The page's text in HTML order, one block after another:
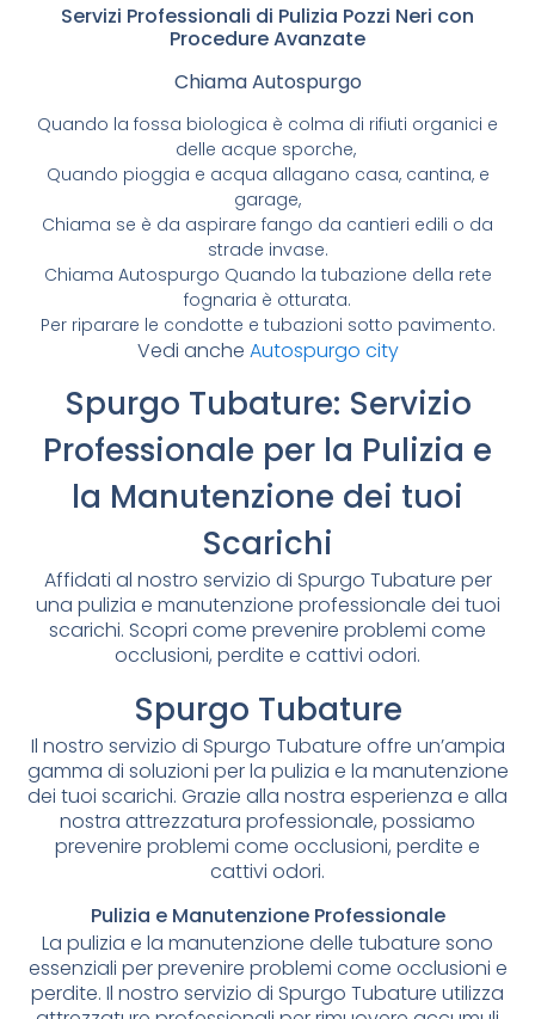
Servizi Professionali di Pulizia Pozzi Neri con
Procedure Avanzate
Chiama Autospurgo
Quando la fossa biologica è colma di rifiuti organici e
delle acque sporche,
Quando pioggia e acqua allagano casa, cantina, e
garage,
Chiama se è da aspirare fango da cantieri edili o da
strade invase.
Chiama Autospurgo Quando la tubazione della rete
fognaria è otturata.
Per riparare le condotte e tubazioni sotto pavimento.
Vedi anche Autospurgo city
Spurgo Tubature: Servizio
Professionale per la Pulizia e
la Manutenzione dei tuoi
Scarichi
Affidati al nostro servizio di Spurgo Tubature per
una pulizia e manutenzione professionale dei tuoi
scarichi. Scopri come prevenire problemi come
occlusioni, perdite e cattivi odori.
Spurgo Tubature
Il nostro servizio di Spurgo Tubature offre un’ampia
gamma di soluzioni per la pulizia e la manutenzione
dei tuoi scarichi. Grazie alla nostra esperienza e alla
nostra attrezzatura professionale, possiamo
prevenire problemi come occlusioni, perdite e
cattivi odori.
Pulizia e Manutenzione Professionale
La pulizia e la manutenzione delle tubature sono
essenziali per prevenire problemi come occlusioni e
perdite. Il nostro servizio di Spurgo Tubature utilizza